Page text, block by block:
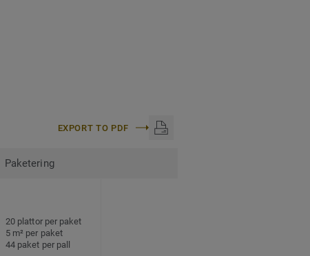
EXPORT TO PDF
Paketering
20 plattor per paket
5 m² per paket
44 paket per pall